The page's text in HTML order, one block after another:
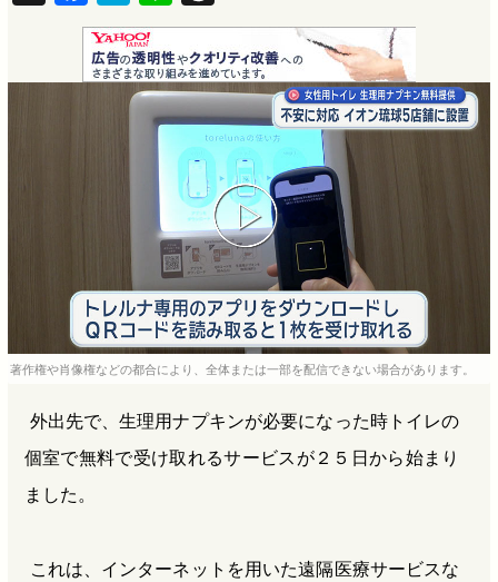
a
c
e
a
t
e
i
n
e
h
r
e
a
d
s
著作権や肖像権などの都合により、全体または一部を配信できない場合があります。
外出先で、生理用ナプキンが必要になった時トイレの
個室で無料で受け取れるサービスが２５日から始まり
ました。
これは、インターネットを用いた遠隔医療サービスな